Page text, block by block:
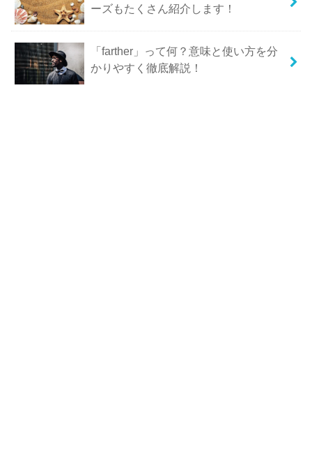
ーズもたくさん紹介します！
「farther」って何？意味と使い方を分
かりやすく徹底解説！